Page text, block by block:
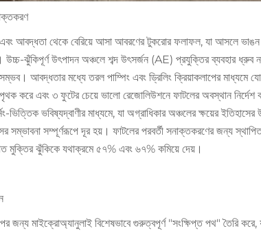
আবদ্ধতা থেকে বেরিয়ে আসা আবরণের টুকরোর ফলাফল, যা আসলে ভাঙন
ঝুঁকিপূর্ণ উৎপাদন অঞ্চলে শব্দ উৎসর্জন (AE) প্রযুক্তির ব্যবহার ধ্রুব
আবদ্ধতার মধ্যে তরল পাম্পিং এবং ড্রিলিং ক্রিয়াকলাপের মাধ্যমে
পৃথক করে এবং ৩ ফুটের চেয়ে ভালো রেজোলিউশনে ফাটলের অবস্থান
ভিত্তিক ভবিষ্যদ্বাণীর মাধ্যমে, যা অগ্রাধিকার অঞ্চলের ক্ষয়ের ইতিহাসের
সম্পূর্ণরূপে দূর হয়। ফাটলের পরবর্তী সনাক্তকরণের জন্য
মুক্তির ঝুঁকিকে যথাক্রমে ৫৭% এবং ৬৭% কমিয়ে দেয়।
জন্য মাইক্রোঅ্যানুলাই বিশেষভাবে গুরুত্বপূর্ণ "সংক্ষিপ্ত পথ" তৈরি করে,